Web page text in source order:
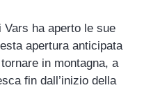
ha aperto le sue
apertura anticipata
in montagna, a
fin dall’inizio della